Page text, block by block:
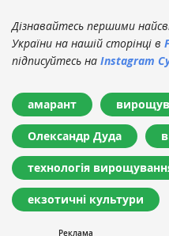
Дізнавайтесь першими
України на нашій сторінці в
підписуйтесь на Instagram
амарант
Олександр Дуда
технологія
екзотичні культури